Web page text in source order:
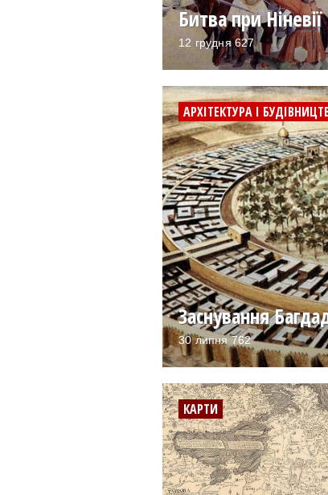
Битва при Ніневії
12 грудня 627
АРХІТЕКТУРА І
Заснування
30 липня 762
КАРТИ